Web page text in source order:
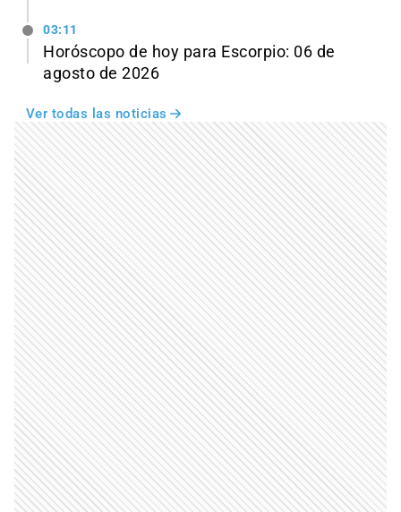
03:11
Horóscopo de hoy para Escorpio: 06 de
agosto de 2026
Ver todas las noticias